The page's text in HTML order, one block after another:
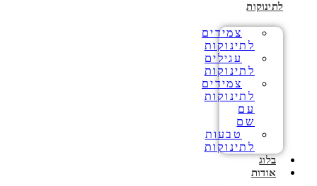
לתינוקות
צמידים
לתינוקות
עגילים
לתינוקות
צמידים
לתינוקות
עם
שם
טבעות
לתינוקות
בלוג
אודות